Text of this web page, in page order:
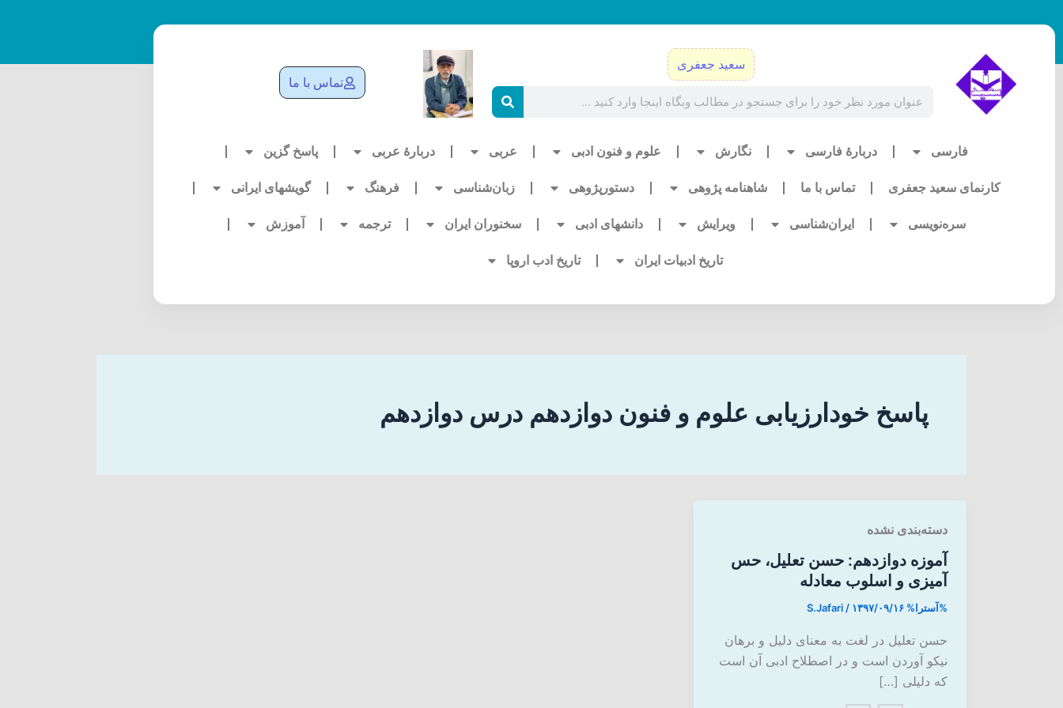
به
سعید جعفری
تماس با ما
فارسی دربارۀ فارسی نگارش علوم و فنون ادبی عربی دربارۀ عربی پاسخ گزین
کارنمای سعید جعفری تماس با ما شاهنامه پژوهی دستورپژوهی زبان‌شناسی فرهنگ گویشهای ایرانی
سره‌نویسی ایران‌شناسی ویرایش دانشهای ادبی سخنوران ایران ترجمه آموزش
تاریخ ادبیات ایران تاریخ ادب اروپا
پاسخ خودارزیابی علوم و فنون دوازدهم درس دوازدهم
دسته‌بندی نشده
آموزه دوازدهم: حسن تعلیل، حس
آمیزی و اسلوب معادله
%آسترا% S.Jafari / ۱۳۹۷/۰۹/۱۶
حسن تعلیل در لغت به معنای دلیل و برهان
نیکو آوردن است و در اصطلاح ادبی آن است
که دلیلی […]